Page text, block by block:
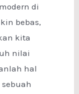
di
bebas,
kita
nilai
hal